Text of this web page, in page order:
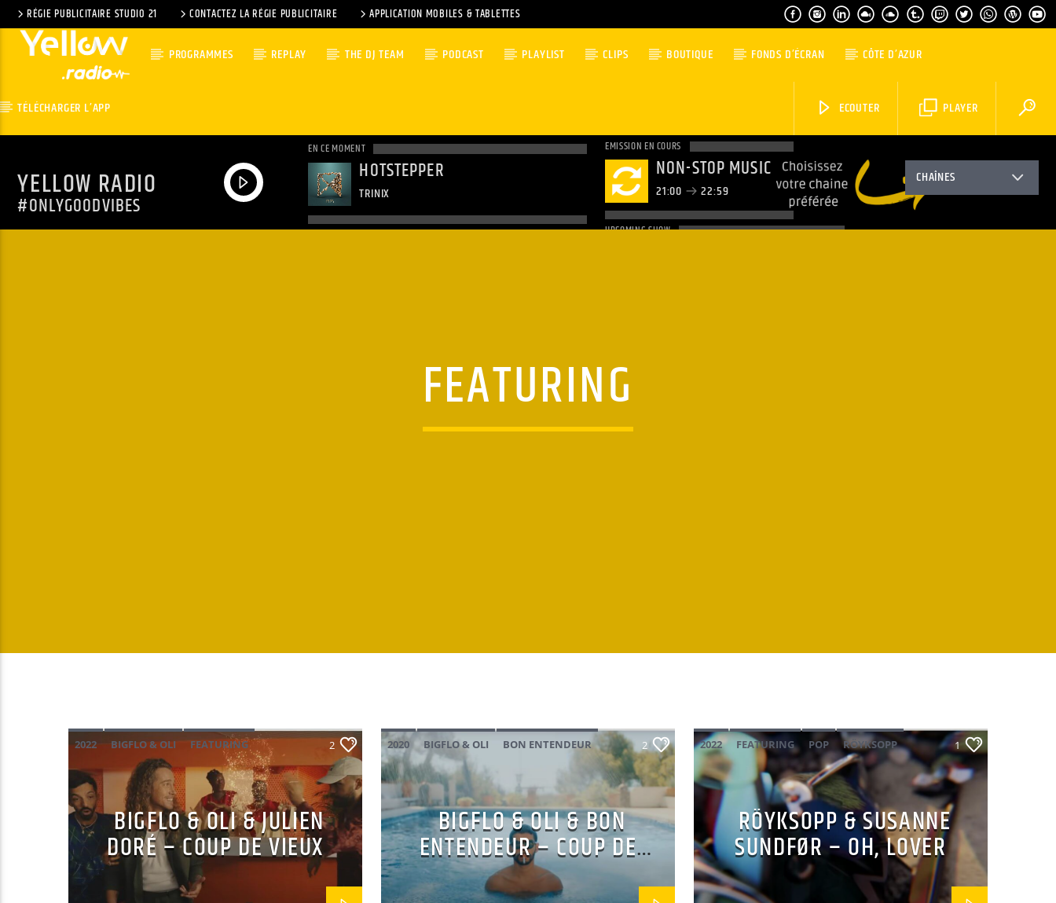
RÉGIE PUBLICITAIRE STUDIO 21 CONTACTEZ LA RÉGIE PUBLICITAIRE APPLICATION MOBILES & TABLETTES
PROGRAMMES REPLAY THE DJ TEAM PODCAST PLAYLIST CLIPS BOUTIQUE FONDS D’ÉCRAN CÔTE D’AZUR
TÉLÉCHARGER L’APP PLAYER
ECOUTER
YELLOW RADIO
#ONLYGOODVIBES
EN CE MOMENT
HOTSTEPPER
TRINIX
EMISSION EN COURS
NON-STOP MUSIC
21:00 22:59
UPCOMING SHOW
CHAÎNES
FEATURING
2022 BIGFLO & OLI
FEATURING
FRANÇAIS
JULIEN DORÉ
MAINSQUARE FESTIVAL 2025
POP
2
BIGFLO & OLI & JULIEN
DORÉ – COUP DE VIEUX
2020 BIGFLO & OLI
BON ENTENDEUR
CRÈME FESTIVAL 2025
FRANÇAIS
MAINSQUARE FESTIVAL 2025
POP
2
BIGFLO & OLI & BON
ENTENDEUR – COUP DE
BLUES/SOLEIL
2022 FEATURING POP
RÖYKSOPP
SUSANNE SUNDFØR
1
RÖYKSOPP & SUSANNE
SUNDFØR – OH, LOVER